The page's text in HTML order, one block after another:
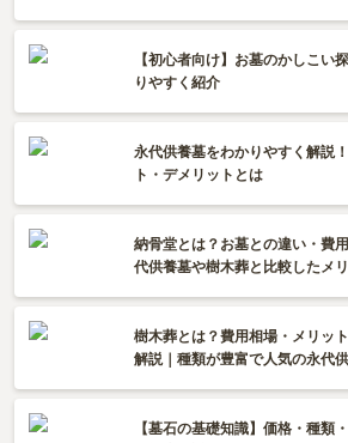
【初心者向け】お墓のかしこい
りやすく紹介
永代供養墓をわかりやすく解説
ト・デメリットとは
納骨堂とは？お墓との違い・費
代供養墓や樹木葬と比較したメ
樹木葬とは？費用相場・メリッ
解説｜種類が豊富で人気の永代
【墓石の基礎知識】価格・種類